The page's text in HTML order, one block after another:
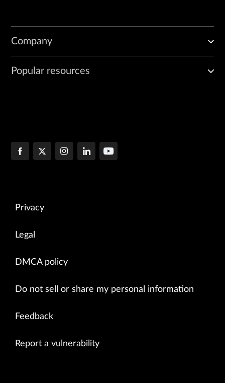
Company
Popular resources
Privacy
Legal
DMCA policy
Do not sell or share my personal information
Feedback
Report a vulnerability